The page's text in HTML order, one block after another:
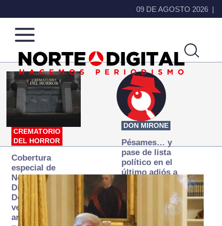
09 DE AGOSTO 2026
Norte
de
Ciudad
Más
que
noticias,
hacemos periodismo
CREMATORIO
DEL HORROR
Cobertura
especial de
Norte
Digital:
Donde la
verdad
arde… pero
DON MIRONE
Pésames… y
pase de lista
político en el
último adiós a
Papá Grande